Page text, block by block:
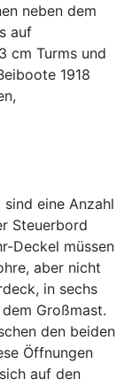
neben dem
auf
cm Turms und
1918
eine Anzahl
Steuerbord
Deckel müssen
aber nicht
in sechs
Großmast.
den beiden
Öffnungen
auf den